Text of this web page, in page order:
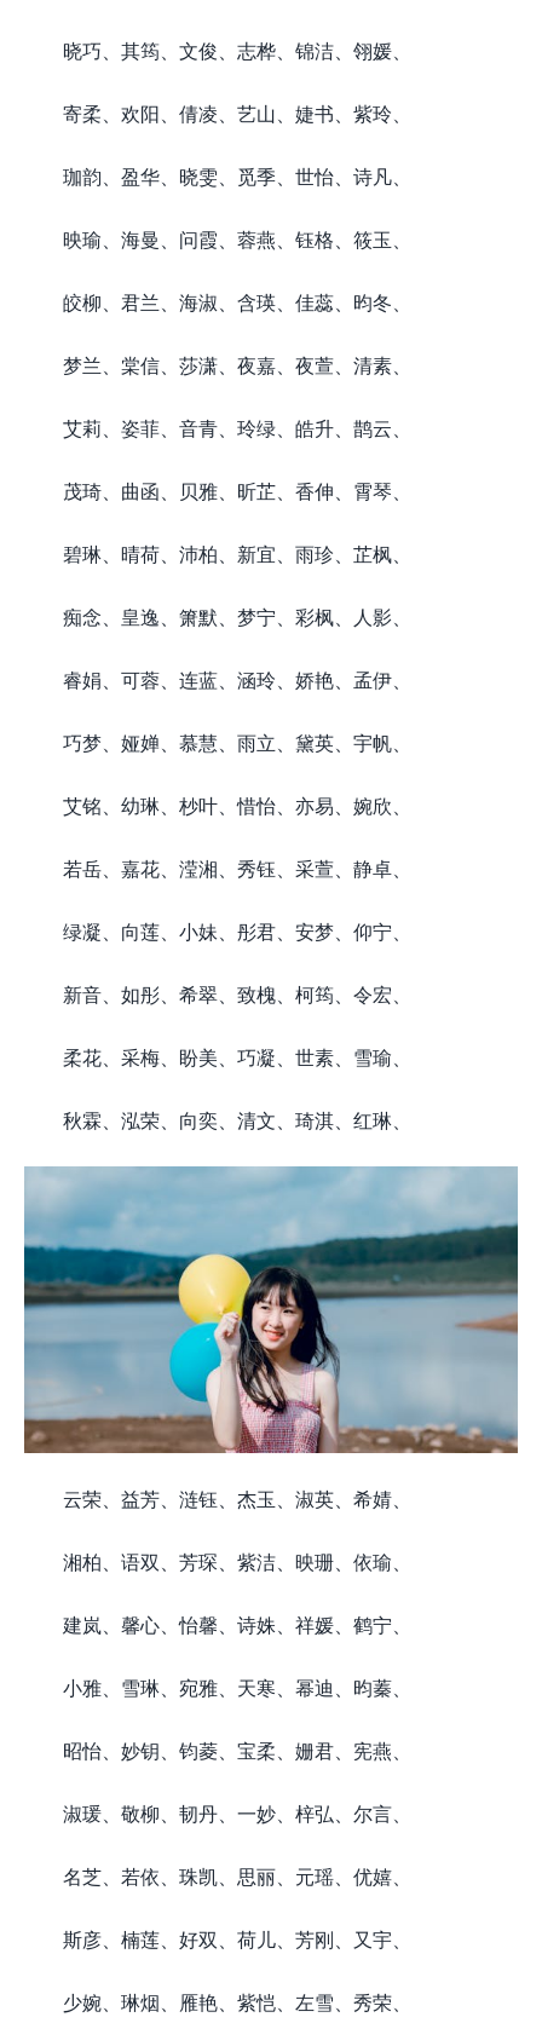
晓巧、其筠、文俊、志桦、锦洁、翎媛、
寄柔、欢阳、倩凌、艺山、婕书、紫玲、
珈韵、盈华、晓雯、觅季、世怡、诗凡、
映瑜、海曼、问霞、蓉燕、钰格、筱玉、
皎柳、君兰、海淑、含瑛、佳蕊、昀冬、
梦兰、棠信、莎潇、夜嘉、夜萱、清素、
艾莉、姿菲、音青、玲绿、皓升、鹊云、
茂琦、曲函、贝雅、昕芷、香伸、霄琴、
碧琳、晴荷、沛柏、新宜、雨珍、芷枫、
痴念、皇逸、箫默、梦宁、彩枫、人影、
睿娟、可蓉、连蓝、涵玲、娇艳、孟伊、
巧梦、娅婵、慕慧、雨立、黛英、宇帆、
艾铭、幼琳、杪叶、惜怡、亦易、婉欣、
若岳、嘉花、滢湘、秀钰、采萱、静卓、
绿凝、向莲、小妹、彤君、安梦、仰宁、
新音、如彤、希翠、致槐、柯筠、令宏、
柔花、采梅、盼美、巧凝、世素、雪瑜、
秋霖、泓荣、向奕、清文、琦淇、红琳、
云荣、益芳、涟钰、杰玉、淑英、希婧、
湘柏、语双、芳琛、紫洁、映珊、依瑜、
建岚、馨心、怡馨、诗姝、祥媛、鹤宁、
小雅、雪琳、宛雅、天寒、幂迪、昀蓁、
昭怡、妙钥、钧菱、宝柔、姗君、宪燕、
淑瑗、敬柳、韧丹、一妙、梓弘、尔言、
名芝、若依、珠凯、思丽、元瑶、优嬉、
斯彦、楠莲、好双、荷儿、芳刚、又宇、
少婉、琳烟、雁艳、紫恺、左雪、秀荣、